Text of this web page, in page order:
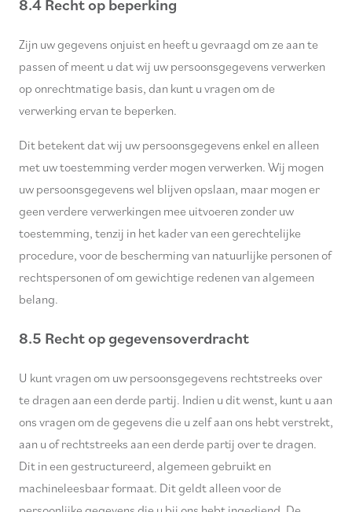
8.4 Recht op beperking
Zijn uw gegevens onjuist en heeft u gevraagd om ze aan te
passen of meent u dat wij uw persoonsgegevens verwerken
op onrechtmatige basis, dan kunt u vragen om de
verwerking ervan te beperken.
Dit betekent dat wij uw persoonsgegevens enkel en alleen
met uw toestemming verder mogen verwerken. Wij mogen
uw persoonsgegevens wel blijven opslaan, maar mogen er
geen verdere verwerkingen mee uitvoeren zonder uw
toestemming, tenzij in het kader van een gerechtelijke
procedure, voor de bescherming van natuurlijke personen of
rechtspersonen of om gewichtige redenen van algemeen
belang.
8.5 Recht op gegevensoverdracht
U kunt vragen om uw persoonsgegevens rechtstreeks over
te dragen aan een derde partij. Indien u dit wenst, kunt u aan
ons vragen om de gegevens die u zelf aan ons hebt verstrekt,
aan u of rechtstreeks aan een derde partij over te dragen.
Dit in een gestructureerd, algemeen gebruikt en
machineleesbaar formaat. Dit geldt alleen voor de